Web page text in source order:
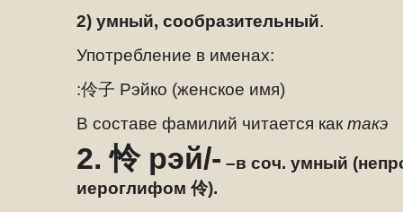
2) умный, сообразительный.
Употребление в именах:
:伶子 Рэйко (женское имя)
В составе фамилий читается как такэ
2.怜рэй/- –в соч. умный
иероглифом 伶).